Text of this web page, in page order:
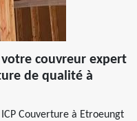
couvreur expert
de qualité à
Couverture à Etroeungt